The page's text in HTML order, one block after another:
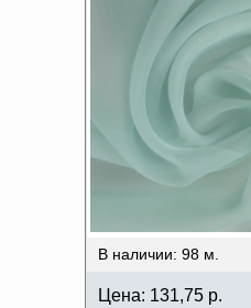
В наличии: 98 м.
Цена: 131,75 р.